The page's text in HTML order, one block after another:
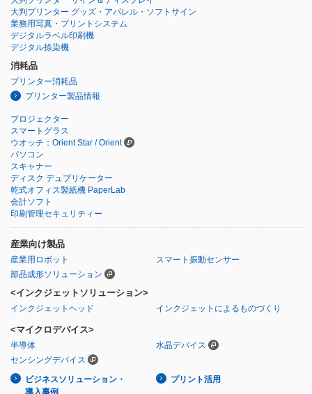
大判プリンター グッズ・アパレル・ソフトサイン
業務用写真・プリントシステム
デジタルラベル印刷機
デジタル捺染機
消耗品
プリンター消耗品
プリンター製品情報
プロジェクター
スマートグラス
ウオッチ：Orient Star / Orient
パソコン
スキャナー
ディスク デュプリケーター
乾式オフィス製紙機 PaperLab
会計ソフト
印刷管理セキュリティー
産業向け製品
産業用ロボット
スマート振動センサー
部品成形ソリューション
<インクジェットソリューション>
インクジェットヘッド インクジェットによるものづくり
<マイクロデバイス>
半導体
水晶デバイス
センシングデバイス
ビジネスソリューション・
導入事例
プリント活用